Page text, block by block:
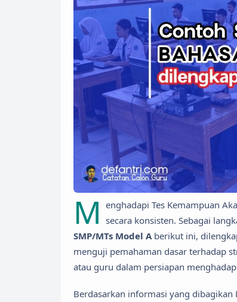
M enghadapi Tes Kemampuan
secara konsisten. Sebagai
SMP/MTs Model Aberikut ini,
menguji pemahaman dasar terhadap
atau guru dalam persiapan
Berdasarkan informasi yang dibagikan